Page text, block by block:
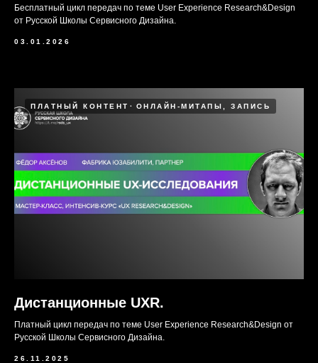
Бесплатный цикл передач по теме User Experience Research&Design
от Русской Школы Сервисного Дизайна.
03.01.2026
ПЛАТНЫЙ КОНТЕНТ ОНЛАЙН-МИТАПЫ, ЗАПИСЬ
Дистанционные UXR.
Платный цикл передач по теме User Experience Research&Design от
Русской Школы Сервисного Дизайна.
26.11.2025